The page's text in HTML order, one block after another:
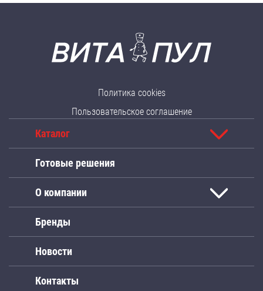
Политика cookies
Пользовательское соглашение
Каталог
Готовые решения
О компании
Бренды
Новости
Контакты